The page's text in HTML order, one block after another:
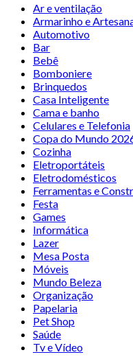
Ar e ventilação
Armarinho e
Automotivo
Bar
Bebê
Bomboniere
Brinquedos
Casa Inteligente
Cama e banho
Celulares e Telefonia
Copa do Mundo
Cozinha
Eletroportáteis
Eletrodomésticos
Ferramentas e
Festa
Games
Informática
Lazer
Mesa Posta
Móveis
Mundo Beleza
Organização
Papelaria
Pet Shop
Saúde
Tv e Vídeo